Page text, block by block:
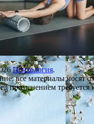
Психология.
все материалы носят
применением требуется